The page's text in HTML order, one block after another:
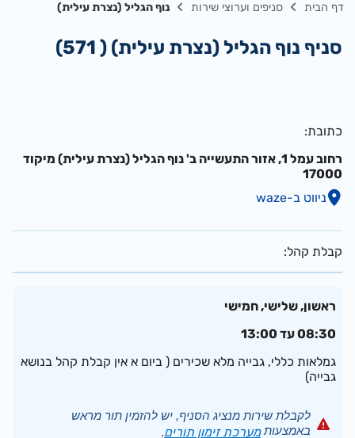
דף הבית סניפים וערוצי שירות נוף הגליל (נצרת עילית)
סניף נוף הגליל (נצרת עילית) ( 571)
כתובת
רחוב עמל 1, אזור התעשייה ב' נוף הגליל (נצרת עילית) מיקוד
17000
ניווט ב-waze
קבלת קהל
ראשון, שלישי, חמישי
08:30 עד 13:00
גמלאות כללי, גבייה מלא שכירים ( ביום א אין קבלת קהל בנושא
גבייה)
לקבלת שירות מנציג הסניף, יש להזמין תור מראש
באמצעות מערכת זימון תורים.